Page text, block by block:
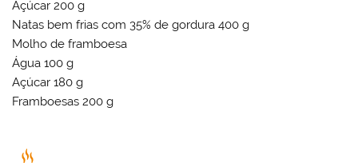
Açúcar 200 g
Natas bem frias com 35% de gordura 400 g
Molho de framboesa
Água 100 g
Açúcar 180 g
Framboesas 200 g